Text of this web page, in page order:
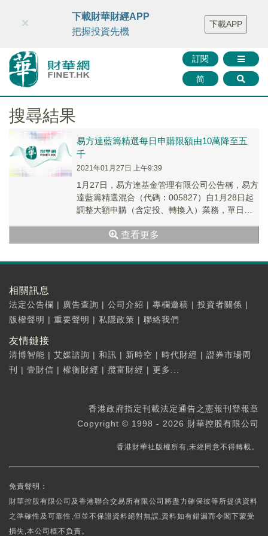
財華智庫網 FINTV FINMETA 財華證券 媒體矩陣
智庫沙龍
聯絡我們
訂閱
简
×
下載財華財經APP
把握投資先機
下載APP
搜尋結果
易方達藍籌精選每日申購限額由10萬降至五
千
2021年01月27日 上午9:39
1月27日，易方達基金管理有限公司公告稱，易方
達藍籌精選混合（代碼：005827）自1月28日起
調整大額申購（含定投、轉換入）業務，單日單
5000元。
查看更多
相關訊息
法定公告欄 | 廣告查詢 | 公司介紹 | 專欄邀稿 | 投資者關係 |
版權聲明 | 重要聲明 | 私隱政策 | 聯絡我們
友情鏈接
清博智能 | 艾媒諮詢 | 和訊 | 新時空 | 時代財經 | 證券市場周
刊
| 壹財信 | 權衡財經 | 攬富財經 | 更多...
香港政府指定刊載法定通告之憲報刊登報章
Copyright © 1998 - 2026 財華控股有限公司
香港財華社版權所有,未經同意不得轉載。
免責聲明：
財華控股有限公司及香港聯合交易所有限公司將盡力確保彼等所提供資料
之準確性及可靠性,但並不保證資料絕對無誤,資料如有錯漏而令閣下蒙受
損失,本公司概不負責。